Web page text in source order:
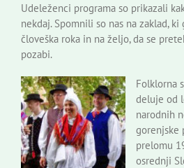
Založništvo
Koristne informacije
Udeleženci programa so prikazali
nekdaj. Spomnili so nas na zaklad,
človeška roka in na željo, da se
pozabi.
Folklorna
deluje od
narodnih
gorenjske
prelomu
osrednji